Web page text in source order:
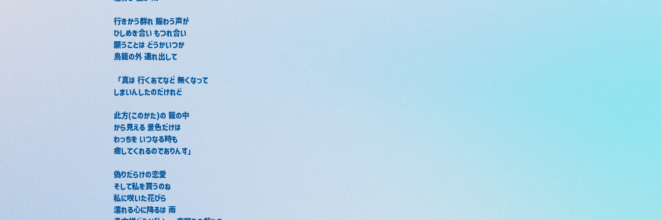
行きかう群れ 賑わう声が
ひしめき合い もつれ合い
願うことは どうかいつか
鳥籠の外 連れ出して
「真は 行くあてなど 無くなって
しまいんしたのだけれど
此方(このかた)の 籠の中
から見える 景色だけは
わっちを いつなる時も
癒してくれるのでありんす」
偽りだらけの恋愛
そして私を買うのね
私に咲いた花びら
濡れる心に降るは 雨